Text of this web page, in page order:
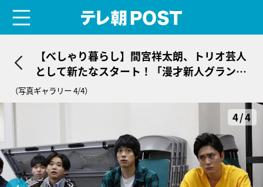
【べしゃり暮らし】間宮祥太朗、トリオ芸人
として新たなスタート！「漫才新人グランプ
リ」出場目指すが…
（写真ギャラリー 4/4）
4/4